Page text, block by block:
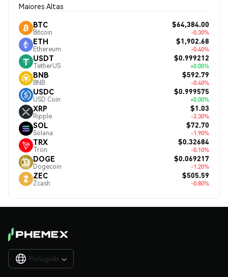
Maiores Altas
BTC
Bitcoin
$64,384.00
-0.30%
ETH
Ethereum
$1,902.68
-0.40%
USDT
TetherUS
$0.999212
+0.00%
BNB
BNB
$592.79
-0.40%
USDC
USD Coin
$0.999575
+0.00%
XRP
Ripple
$1.03
-2.30%
SOL
Solana
$72.70
-1.90%
TRX
Tron
$0.32684
-0.10%
DOGE
Dogecoin
$0.069217
-1.20%
ZEC
Zcash
$505.59
-0.80%
Português 